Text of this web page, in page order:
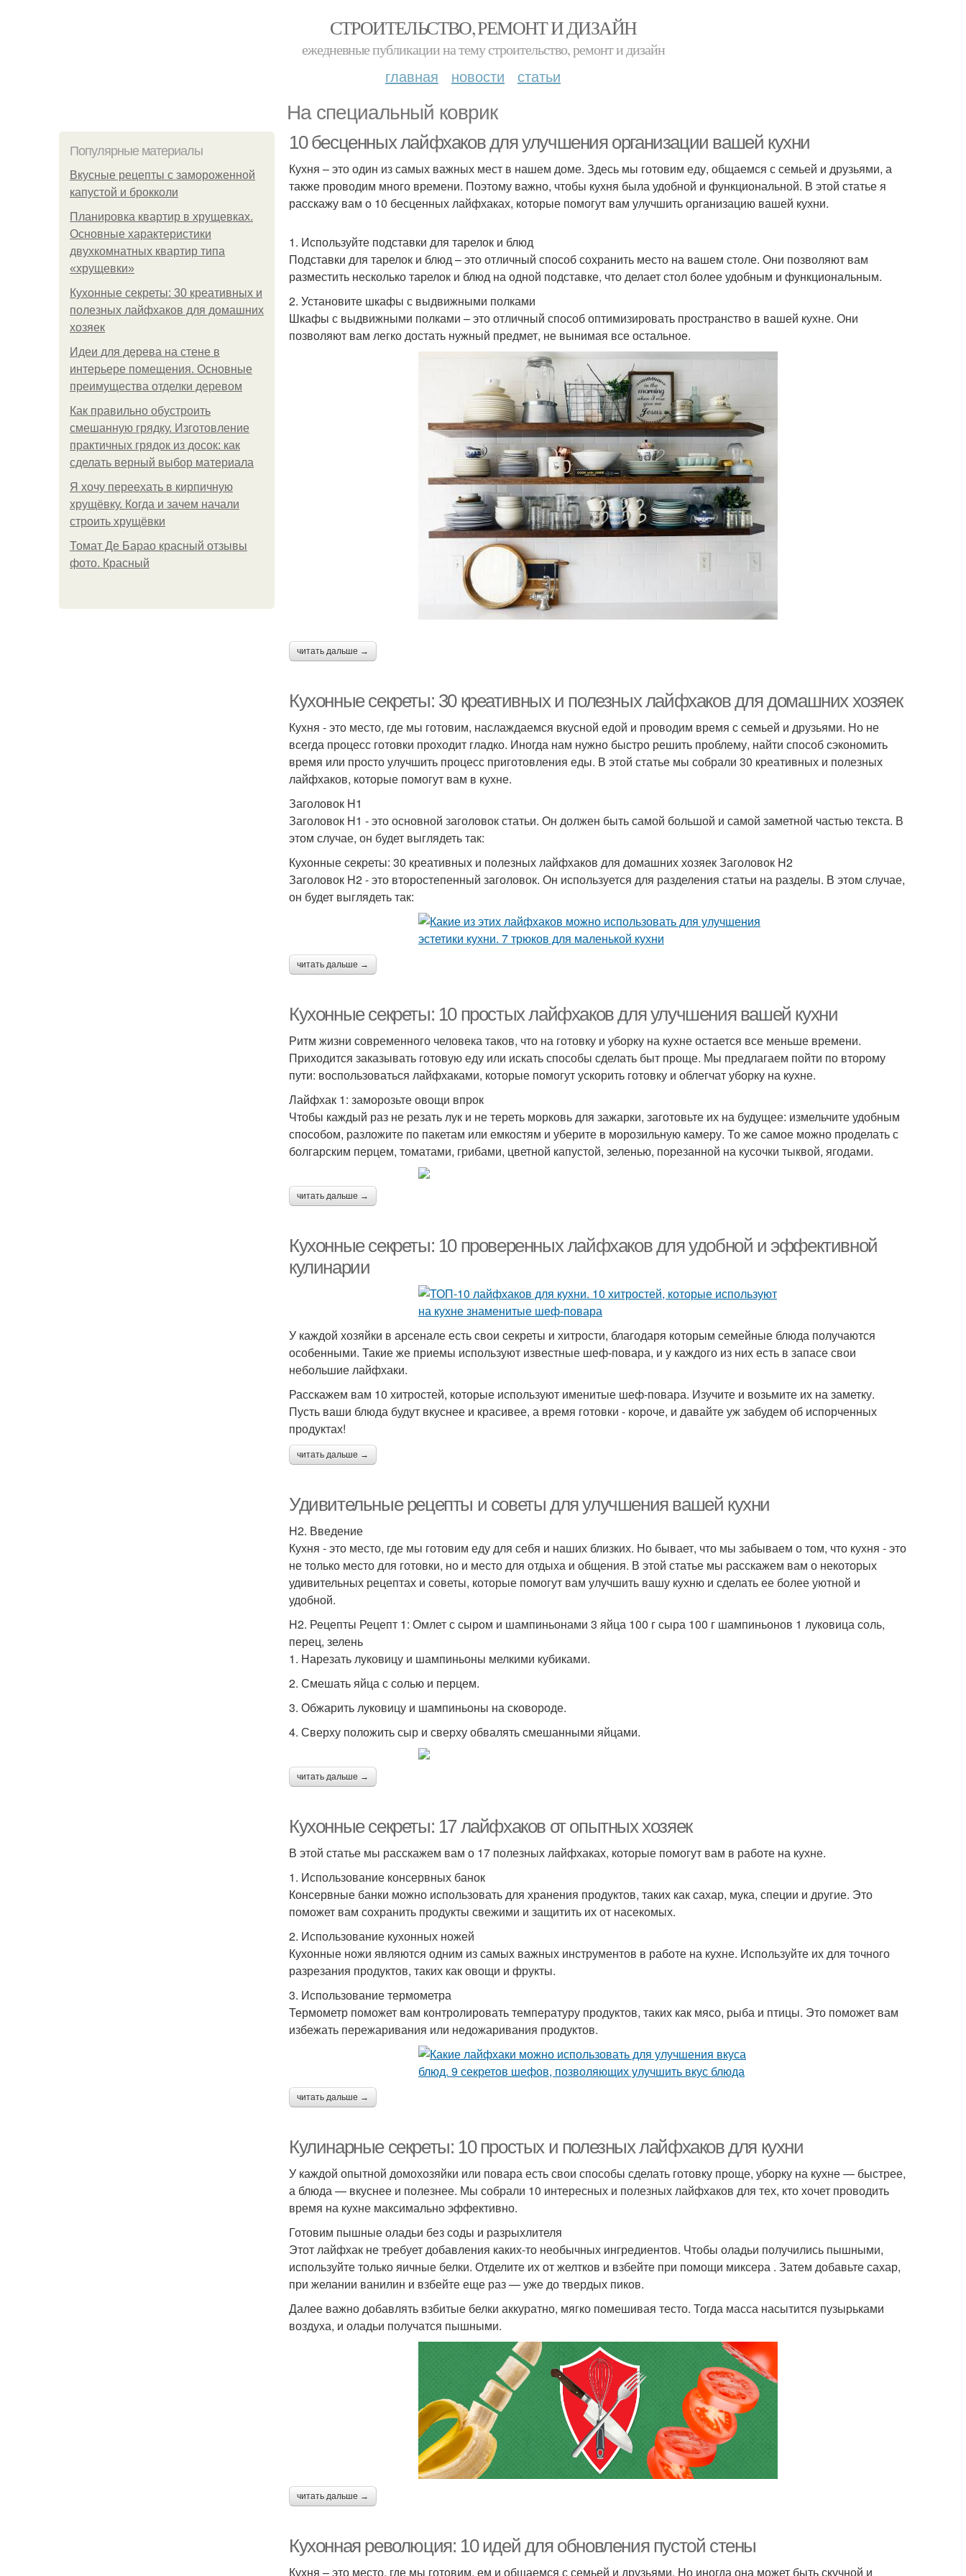
СТРОИТЕЛЬСТВО, РЕМОНТ И ДИЗАЙН
ежедневные публикации на тему строительство, ремонт и дизайн
главная новости статьи
На специальный коврик
Популярные материалы
Вкусные рецепты с замороженной
капустой и брокколи
Планировка квартир в хрущевках.
Основные характеристики
двухкомнатных квартир типа
«хрущевки»
Кухонные секреты: 30 креативных и
полезных лайфхаков для домашних
хозяек
Идеи для дерева на стене в
интерьере помещения. Основные
преимущества отделки деревом
Как правильно обустроить
смешанную грядку. Изготовление
практичных грядок из досок: как
сделать верный выбор материала
Я хочу переехать в кирпичную
хрущёвку. Когда и зачем начали
строить хрущёвки
Томат Де Барао красный отзывы
фото. Красный
10 бесценных лайфхаков для улучшения организации вашей кухни
Кухня – это один из самых важных мест в нашем доме. Здесь мы готовим еду, общаемся с семьей и друзьями, а
также проводим много времени. Поэтому важно, чтобы кухня была удобной и функциональной. В этой статье я
расскажу вам о 10 бесценных лайфхаках, которые помогут вам улучшить организацию вашей кухни.
1. Используйте подставки для тарелок и блюд
Подставки для тарелок и блюд – это отличный способ сохранить место на вашем столе. Они позволяют вам
разместить несколько тарелок и блюд на одной подставке, что делает стол более удобным и функциональным.
2. Установите шкафы с выдвижными полками
Шкафы с выдвижными полками – это отличный способ оптимизировать пространство в вашей кухне. Они
позволяют вам легко достать нужный предмет, не вынимая все остальное.
читать дальше →
Кухонные секреты: 30 креативных и полезных лайфхаков для домашних хозяек
Кухня - это место, где мы готовим, наслаждаемся вкусной едой и проводим время с семьей и друзьями. Но не
всегда процесс готовки проходит гладко. Иногда нам нужно быстро решить проблему, найти способ сэкономить
время или просто улучшить процесс приготовления еды. В этой статье мы собрали 30 креативных и полезных
лайфхаков, которые помогут вам в кухне.
Заголовок H1
Заголовок H1 - это основной заголовок статьи. Он должен быть самой большой и самой заметной частью текста. В
этом случае, он будет выглядеть так:
Кухонные секреты: 30 креативных и полезных лайфхаков для домашних хозяек Заголовок H2
Заголовок H2 - это второстепенный заголовок. Он используется для разделения статьи на разделы. В этом случае,
он будет выглядеть так:
читать дальше →
Кухонные секреты: 10 простых лайфхаков для улучшения вашей кухни
Ритм жизни современного человека таков, что на готовку и уборку на кухне остается все меньше времени.
Приходится заказывать готовую еду или искать способы сделать быт проще. Мы предлагаем пойти по второму
пути: воспользоваться лайфхаками, которые помогут ускорить готовку и облегчат уборку на кухне.
Лайфхак 1: заморозьте овощи впрок
Чтобы каждый раз не резать лук и не тереть морковь для зажарки, заготовьте их на будущее: измельчите удобным
способом, разложите по пакетам или емкостям и уберите в морозильную камеру. То же самое можно проделать с
болгарским перцем, томатами, грибами, цветной капустой, зеленью, порезанной на кусочки тыквой, ягодами.
читать дальше →
Кухонные секреты: 10 проверенных лайфхаков для удобной и эффективной
кулинарии
У каждой хозяйки в арсенале есть свои секреты и хитрости, благодаря которым семейные блюда получаются
особенными. Такие же приемы используют известные шеф-повара, и у каждого из них есть в запасе свои
небольшие лайфхаки.
Расскажем вам 10 хитростей, которые используют именитые шеф-повара. Изучите и возьмите их на заметку.
Пусть ваши блюда будут вкуснее и красивее, а время готовки - короче, и давайте уж забудем об испорченных
продуктах!
читать дальше →
Удивительные рецепты и советы для улучшения вашей кухни
H2. Введение
Кухня - это место, где мы готовим еду для себя и наших близких. Но бывает, что мы забываем о том, что кухня - это
не только место для готовки, но и место для отдыха и общения. В этой статье мы расскажем вам о некоторых
удивительных рецептах и советы, которые помогут вам улучшить вашу кухню и сделать ее более уютной и
удобной.
H2. Рецепты Рецепт 1: Омлет с сыром и шампиньонами 3 яйца 100 г сыра 100 г шампиньонов 1 луковица соль,
перец, зелень
1. Нарезать луковицу и шампиньоны мелкими кубиками.
2. Смешать яйца с солью и перцем.
3. Обжарить луковицу и шампиньоны на сковороде.
4. Сверху положить сыр и сверху обвалять смешанными яйцами.
читать дальше →
Кухонные секреты: 17 лайфхаков от опытных хозяек
В этой статье мы расскажем вам о 17 полезных лайфхаках, которые помогут вам в работе на кухне.
1. Использование консервных банок
Консервные банки можно использовать для хранения продуктов, таких как сахар, мука, специи и другие. Это
поможет вам сохранить продукты свежими и защитить их от насекомых.
2. Использование кухонных ножей
Кухонные ножи являются одним из самых важных инструментов в работе на кухне. Используйте их для точного
разрезания продуктов, таких как овощи и фрукты.
3. Использование термометра
Термометр поможет вам контролировать температуру продуктов, таких как мясо, рыба и птицы. Это поможет вам
избежать пережаривания или недожаривания продуктов.
читать дальше →
Кулинарные секреты: 10 простых и полезных лайфхаков для кухни
У каждой опытной домохозяйки или повара есть свои способы сделать готовку проще, уборку на кухне — быстрее,
а блюда — вкуснее и полезнее. Мы собрали 10 интересных и полезных лайфхаков для тех, кто хочет проводить
время на кухне максимально эффективно.
Готовим пышные оладьи без соды и разрыхлителя
Этот лайфхак не требует добавления каких-то необычных ингредиентов. Чтобы оладьи получились пышными,
используйте только яичные белки. Отделите их от желтков и взбейте при помощи миксера . Затем добавьте сахар,
при желании ванилин и взбейте еще раз — уже до твердых пиков.
Далее важно добавлять взбитые белки аккуратно, мягко помешивая тесто. Тогда масса насытится пузырьками
воздуха, и оладьи получатся пышными.
читать дальше →
Кухонная революция: 10 идей для обновления пустой стены
Кухня – это место, где мы готовим, ем и общаемся с семьей и друзьями. Но иногда она может быть скучной и